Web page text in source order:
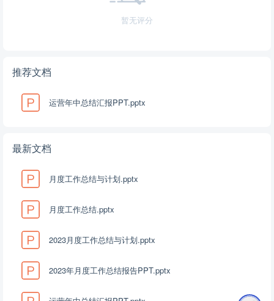
暂无评分
推荐文档
运营年中总结汇报PPT.pptx
最新文档
月度工作总结与计划.pptx
月度工作总结.pptx
2023月度工作总结与计划.pptx
2023年月度工作总结报告PPT.pptx